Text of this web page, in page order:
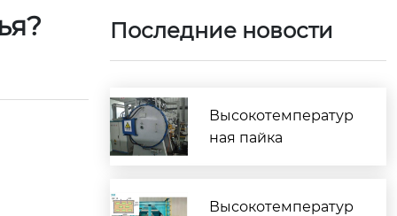
Последние новости
Высокотемператур
ная пайка
Высокотемператур